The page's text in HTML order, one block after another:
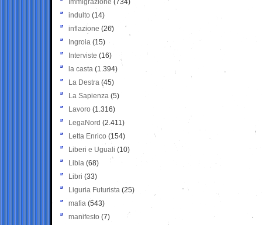
Immigrazione (734)
indulto (14)
inflazione (26)
Ingroia (15)
Interviste (16)
la casta (1.394)
La Destra (45)
La Sapienza (5)
Lavoro (1.316)
LegaNord (2.411)
Letta Enrico (154)
Liberi e Uguali (10)
Libia (68)
Libri (33)
Liguria Futurista (25)
mafia (543)
manifesto (7)